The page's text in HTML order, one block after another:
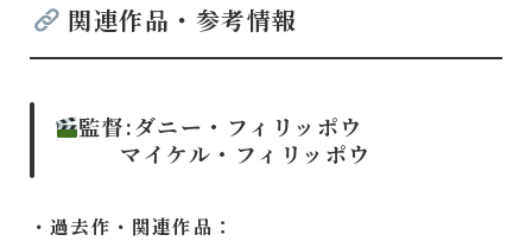
関連作品・参考情報
監督:ダニー・フィリッポウ
マイケル・フィリッポウ
・過去作・関連作品：